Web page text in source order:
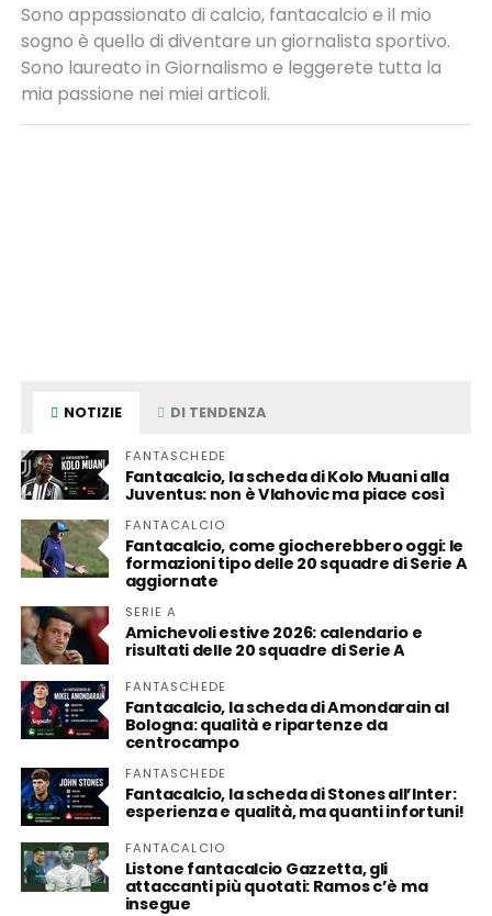
Sono appassionato di calcio, fantacalcio e il mio
sogno è quello di diventare un giornalista sportivo.
Sono laureato in Giornalismo e leggerete tutta la
mia passione nei miei articoli.
NOTIZIE DI TENDENZA
FANTASCHEDE
Fantacalcio, la scheda di Kolo Muani alla
Juventus: non è Vlahovic ma piace così
FANTACALCIO
Fantacalcio, come giocherebbero oggi: le
formazioni tipo delle 20 squadre di Serie A
aggiornate
SERIE A
Amichevoli estive 2026: calendario e
risultati delle 20 squadre di Serie A
FANTASCHEDE
Fantacalcio, la scheda di Amondarain al
Bologna: qualità e ripartenze da
centrocampo
FANTASCHEDE
Fantacalcio, la scheda di Stones all’Inter:
esperienza e qualità, ma quanti infortuni!
FANTACALCIO
Listone fantacalcio Gazzetta, gli
attaccanti più quotati: Ramos c’è ma
insegue